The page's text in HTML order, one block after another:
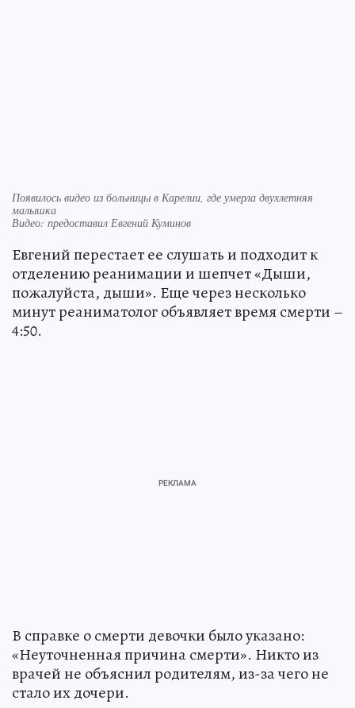
Появилось видео из больницы в Карелии, где умерла двухлетняя
малышка
Видео: предоставил Евгений Куминов
Евгений перестает ее слушать и подходит к
отделению реанимации и шепчет «Дыши,
пожалуйста, дыши». Еще через несколько
минут реаниматолог объявляет время смерти –
4:50.
В справке о смерти девочки было указано:
«Неуточненная причина смерти». Никто из
врачей не объяснил родителям, из-за чего не
стало их дочери.